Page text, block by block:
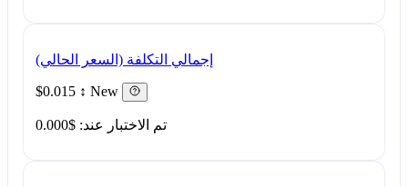
إجمالي التكلفة (السعر الحالي)
$0.015 ↕ New
تم الاختبار عند: $0.000